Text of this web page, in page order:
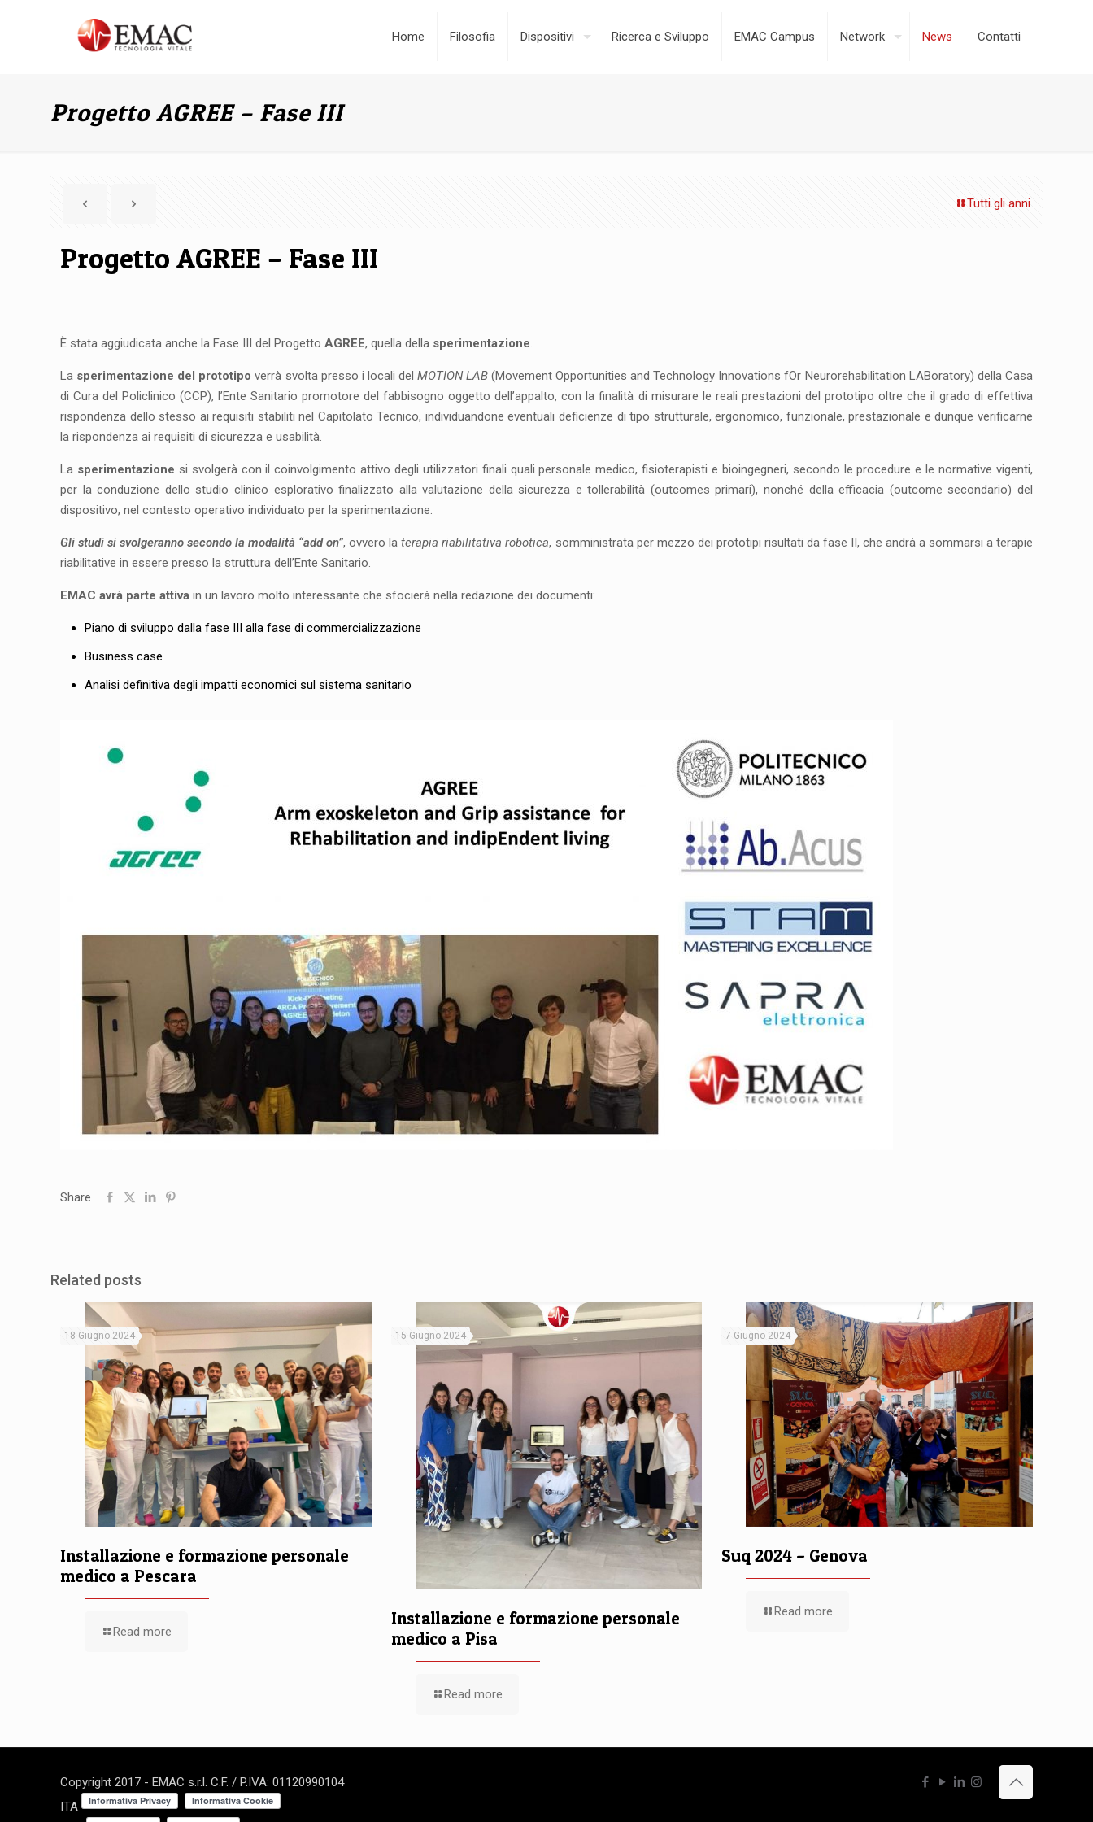
Home Filosofia Dispositivi Ricerca e Sviluppo EMAC Campus Network News Contatti
Progetto AGREE – Fase III
Tutti gli anni
Progetto AGREE – Fase III
È stata aggiudicata anche la Fase III del Progetto AGREE, quella della sperimentazione.
La sperimentazione del prototipo verrà svolta presso i locali del MOTION LAB (Movement Opportunities and Technology Innovations fOr Neurorehabilitation LABoratory) della Casa
di Cura del Policlinico (CCP), l’Ente Sanitario promotore del fabbisogno oggetto dell’appalto, con la finalità di misurare le reali prestazioni del prototipo oltre che il grado di effettiva
rispondenza dello stesso ai requisiti stabiliti nel Capitolato Tecnico, individuandone eventuali deficienze di tipo strutturale, ergonomico, funzionale, prestazionale e dunque verificarne
la rispondenza ai requisiti di sicurezza e usabilità.
La sperimentazione si svolgerà con il coinvolgimento attivo degli utilizzatori finali quali personale medico, fisioterapisti e bioingegneri, secondo le procedure e le normative vigenti,
per la conduzione dello studio clinico esplorativo finalizzato alla valutazione della sicurezza e tollerabilità (outcomes primari), nonché della efficacia (outcome secondario) del
dispositivo, nel contesto operativo individuato per la sperimentazione.
Gli studi si svolgeranno secondo la modalità “add on”, ovvero laterapia riabilitativa robotica, somministrata per mezzo dei prototipi risultati da fase II, che andrà a sommarsi a terapie
riabilitative in essere presso la struttura dell’Ente Sanitario.
EMAC avrà parte attiva in un lavoro molto interessante che sfocierà nella redazione dei documenti:
Piano di sviluppo dalla fase III alla fase di commercializzazione
Business case
Analisi definitiva degli impatti economici sul sistema sanitario
Share
Related posts
18 Giugno 2024
Installazione e formazione personale
medico a Pescara
Read more
15 Giugno 2024
Installazione e formazione personale
medico a Pisa
Read more
7 Giugno 2024
Suq 2024 – Genova
Read more
Copyright 2017 - EMAC s.r.l. C.F. / P.IVA: 01120990104
ITA